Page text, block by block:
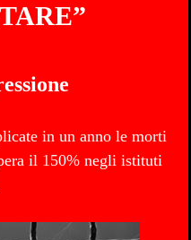
in un anno le morti
il 150% negli istituti